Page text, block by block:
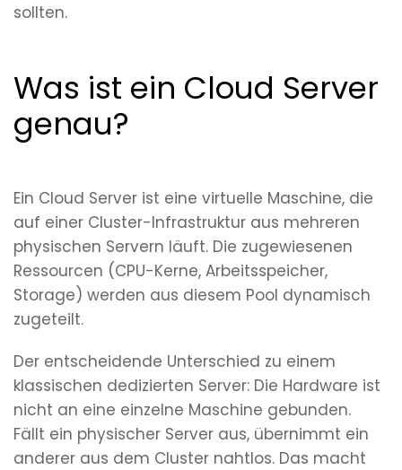
sollten.
Was ist ein Cloud Server
genau?
Ein Cloud Server ist eine virtuelle Maschine, die
auf einer Cluster-Infrastruktur aus mehreren
physischen Servern läuft. Die zugewiesenen
Ressourcen (CPU-Kerne, Arbeitsspeicher,
Storage) werden aus diesem Pool dynamisch
zugeteilt.
Der entscheidende Unterschied zu einem
klassischen dedizierten Server: Die Hardware ist
nicht an eine einzelne Maschine gebunden.
Fällt ein physischer Server aus, übernimmt ein
anderer aus dem Cluster nahtlos. Das macht